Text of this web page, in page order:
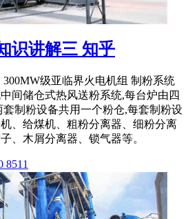
识讲解三 知乎
级亚临界火电机组 制粉系统
间储仓式热风送粉系统,每台炉由四
制粉设备共用一个粉仓,每套制粉设
、给煤机、粗粉分离器、细粉分离
、木屑分离器、锁气器等。
8511